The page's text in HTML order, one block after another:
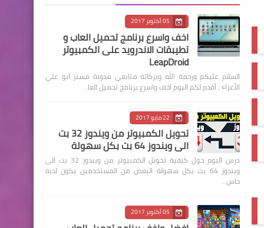
05 أكتوبر 2017
اخف واسرع برنامج تحميل العاب و
تطيبقات الاندرويد على الكمبيوتر
LeapDroid
السلام عليكم ورحمة الله وبركاتة متابعي مدونة مستر ابو علي
الأعزاء ، أقدم لكم اليوم اخف واسرع برنامج تحميل العا…
22 مايو 2017
تحويل الكمبيوتر من ويندوز 32 بت
الى ويندوز 64 بت بكل سهولة
درس اليوم حول كيفية تحويل الكمبيوتر من ويندوز 32 بت الى
ويندوز 64 بت بكل سهولة البعض من المستخدمين يكون لديه
حاس…
05 أكتوبر 2017